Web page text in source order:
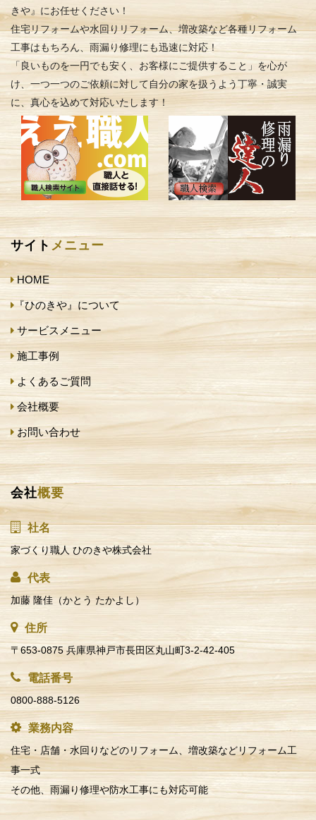
きや』にお任せください！
住宅リフォームや水回りリフォーム、増改築など各種リフォーム
工事はもちろん、雨漏り修理にも迅速に対応！
「良いものを一円でも安く、お客様にご提供すること」を心が
け、一つ一つのご依頼に対して自分の家を扱うよう丁寧・誠実
に、真心を込めて対応いたします！
サイト メニュー
HOME
『ひのきや』について
サービスメニュー
施工事例
よくあるご質問
会社概要
お問い合わせ
会社概要
社名
家づくり職人 ひのきや株式会社
代表
加藤 隆佳（かとう たかよし）
住所
〒653-0875 兵庫県神戸市長田区丸山町3-2-42-405
電話番号
0800-888-5126
業務内容
住宅・店舗・水回りなどのリフォーム、増改築などリフォーム工
事一式
その他、雨漏り修理や防水工事にも対応可能